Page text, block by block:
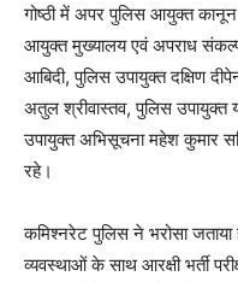
गोष्ठी में अपर पुलिस आयुक्त कानून
आयुक्त मुख्यालय एवं अपराध संकल्प
आबिदी, पुलिस उपायुक्त दक्षिण
अतुल श्रीवास्तव, पुलिस उपायुक्त
उपायुक्त अभिसूचना महेश कुमार
रहे।
कमिश्नरेट पुलिस ने भरोसा
व्यवस्थाओं के साथ आरक्षी भर्ती